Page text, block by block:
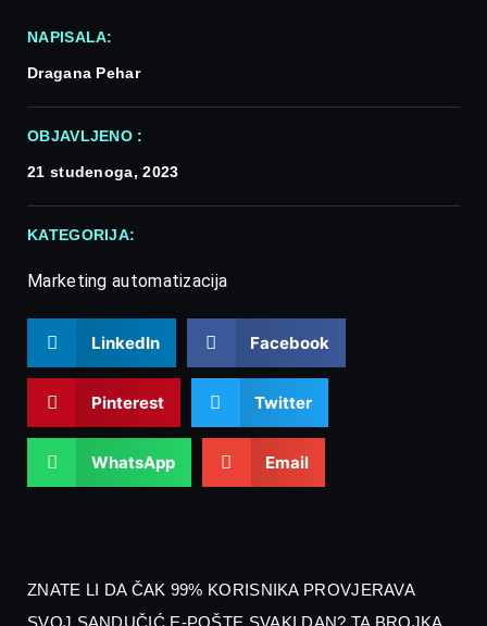
NAPISALA:
Dragana Pehar
OBJAVLJENO :
21 studenoga, 2023
KATEGORIJA:
Marketing automatizacija
LinkedIn Facebook
Pinterest Twitter
WhatsApp Email
ZNATE LI DA ČAK 99% KORISNIKA PROVJERAVA
SVOJ SANDUČIĆ E-POŠTE SVAKI DAN? TA BROJKA